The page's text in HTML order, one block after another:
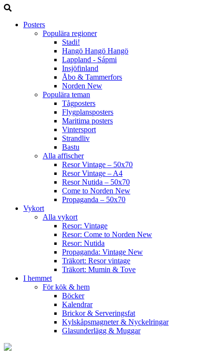
Posters
Populära regioner
Stadi!
Hangö Hangö Hangö
Lappland - Sápmi
Insjöfinland
Åbo & Tammerfors
Norden New
Populära teman
Tågposters
Flygplansposters
Maritima posters
Vintersport
Strandliv
Bastu
Alla affischer
Resor Vintage – 50x70
Resor Vintage – A4
Resor Nutida – 50x70
Come to Norden New
Propaganda – 50x70
Vykort
Alla vykort
Resor: Vintage
Resor: Come to Norden New
Resor: Nutida
Propaganda: Vintage New
Träkort: Resor vintage
Träkort: Mumin & Tove
I hemmet
För kök & hem
Böcker
Kalendrar
Brickor & Serveringsfat
Kylskåpsmagneter & Nyckelringar
Glasunderlägg & Muggar